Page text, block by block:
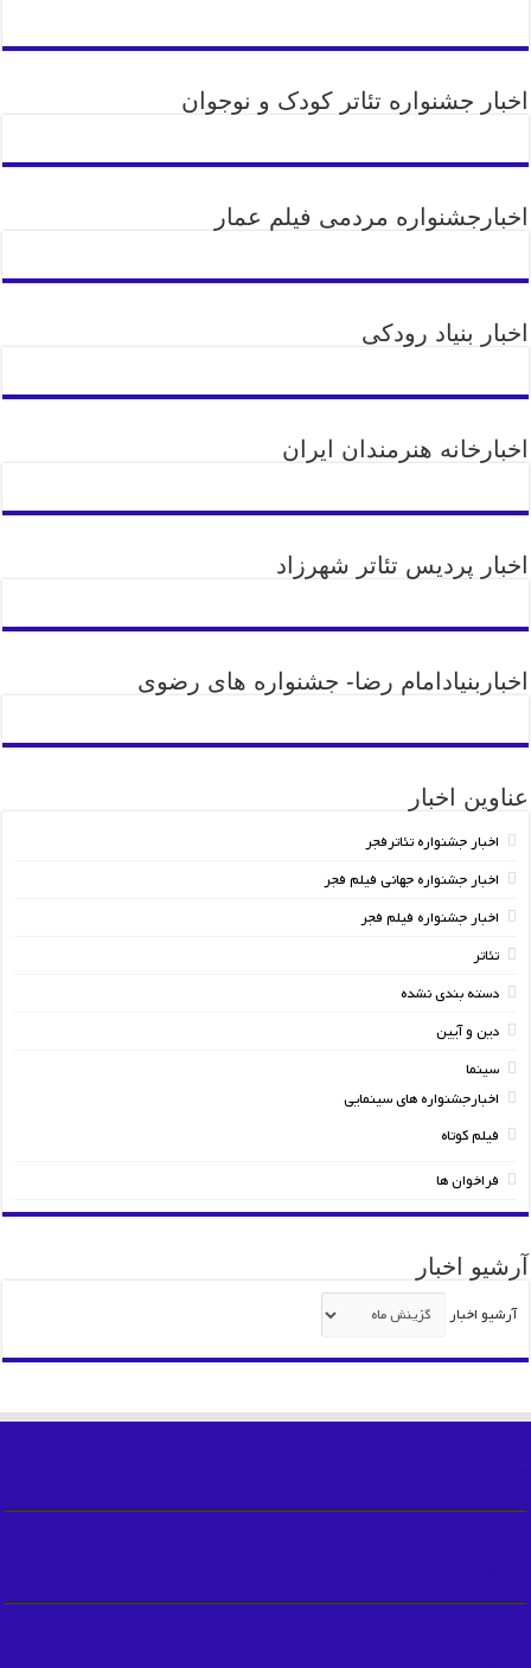
اخبار جشنواره تئاتر کودک و نوجوان
اخبارجشنواره مردمی فیلم عمار
اخبار بنیاد رودکی
اخبارخانه هنرمندان ایران
اخبار پردیس تئاتر شهرزاد
اخباربنیادامام رضا- جشنواره های رضوی
عناوین اخبار
اخبار جشنواره تئاترفجر
اخبار جشنواره جهانی فیلم فجر
اخبار جشنواره فیلم فجر
تئاتر
دسته بندی نشده
دین و آیین
سینما
اخبارجشنواره های سینمایی
فیلم کوتاه
فراخوان ها
آرشیو اخبار
آرشیو اخبار